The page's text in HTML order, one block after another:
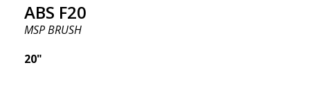
ABS F20
MSP BRUSH
20"